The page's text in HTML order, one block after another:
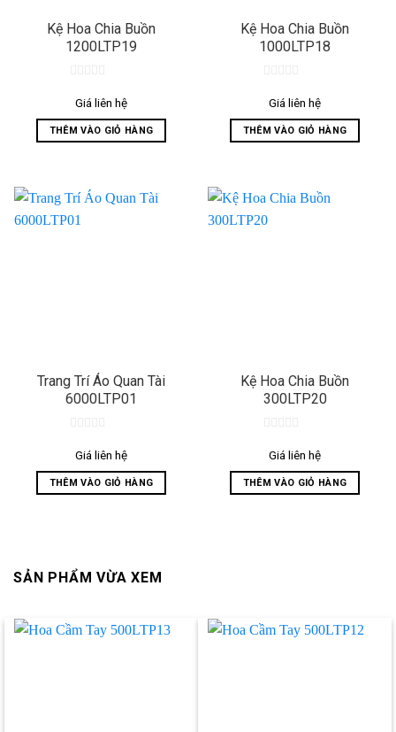
Kệ Hoa Chia Buồn
1200LTP19
out
5
Giá liên hệ
THÊM VÀO GIỎ HÀNG
Kệ Hoa Chia Buồn
1000LTP18
out
5
Giá liên hệ
THÊM VÀO GIỎ HÀNG
Trang Trí Áo Quan Tài
6000LTP01
out
5
Giá liên hệ
THÊM VÀO GIỎ HÀNG
Kệ Hoa Chia Buồn
300LTP20
out
5
Giá liên hệ
THÊM VÀO GIỎ HÀNG
SẢN PHẨM VỪA XEM